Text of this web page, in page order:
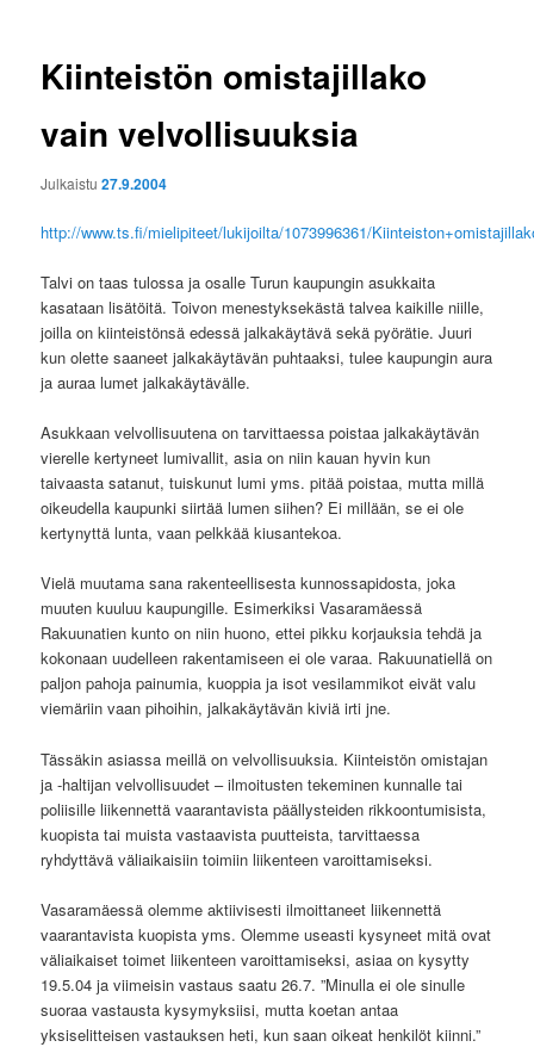
Kiinteistön omistajillako
vain velvollisuuksia
Julkaistu27.9.2004
http://www.ts.fi/mielipiteet/lukijoilta/1073996361/
Talvi on taas tulossa ja osalle Turun kaupungin asukkaita
kasataan lisätöitä. Toivon menestyksekästä talvea kaikille niille,
joilla on kiinteistönsä edessä jalkakäytävä sekä pyörätie. Juuri
kun olette saaneet jalkakäytävän puhtaaksi, tulee kaupungin aura
ja auraa lumet jalkakäytävälle.
Asukkaan velvollisuutena on tarvittaessa poistaa jalkakäytävän
vierelle kertyneet lumivallit, asia on niin kauan hyvin kun
taivaasta satanut, tuiskunut lumi yms. pitää poistaa, mutta millä
oikeudella kaupunki siirtää lumen siihen? Ei millään, se ei ole
kertynyttä lunta, vaan pelkkää kiusantekoa.
Vielä muutama sana rakenteellisesta kunnossapidosta, joka
muuten kuuluu kaupungille. Esimerkiksi Vasaramäessä
Rakuunatien kunto on niin huono, ettei pikku korjauksia tehdä ja
kokonaan uudelleen rakentamiseen ei ole varaa. Rakuunatiellä on
paljon pahoja painumia, kuoppia ja isot vesilammikot eivät valu
viemäriin vaan pihoihin, jalkakäytävän kiviä irti jne.
Tässäkin asiassa meillä on velvollisuuksia. Kiinteistön omistajan
ja -haltijan velvollisuudet – ilmoitusten tekeminen kunnalle tai
poliisille liikennettä vaarantavista päällysteiden rikkoontumisista,
kuopista tai muista vastaavista puutteista, tarvittaessa
ryhdyttävä väliaikaisiin toimiin liikenteen varoittamiseksi.
Vasaramäessä olemme aktiivisesti ilmoittaneet liikennettä
vaarantavista kuopista yms. Olemme useasti kysyneet mitä ovat
väliaikaiset toimet liikenteen varoittamiseksi, asiaa on kysytty
19.5.04 ja viimeisin vastaus saatu 26.7. ”Minulla ei ole sinulle
suoraa vastausta kysymyksiisi, mutta koetan antaa
yksiselitteisen vastauksen heti, kun saan oikeat henkilöt kiinni.”